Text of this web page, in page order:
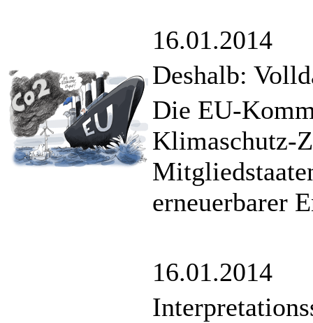
16.01.2014
Deshalb:
Die EU-
Klimaschutz-
erneuerbarer
16.01.2014